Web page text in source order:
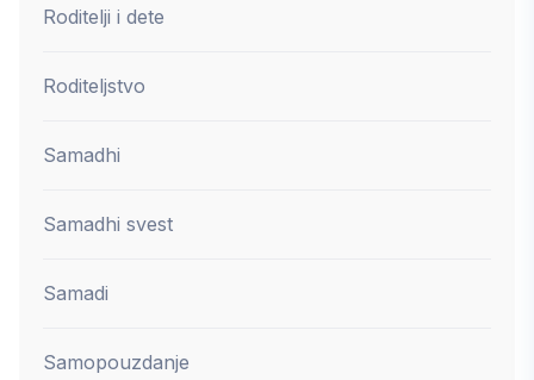
Roditelji i dete
Roditeljstvo
Samadhi
Samadhi svest
Samadi
Samopouzdanje